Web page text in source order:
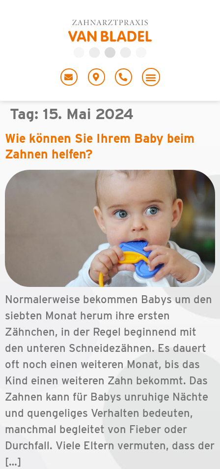
Tag: 15. Mai 2024
Wie können Sie Ihrem Baby beim
Zahnen helfen?
Normalerweise bekommen Babys um den
siebten Monat herum ihre ersten
Zähnchen, in der Regel beginnend mit
den unteren Schneidezähnen. Es dauert
oft noch einen weiteren Monat, bis das
Kind einen weiteren Zahn bekommt. Das
Zahnen kann für Babys unruhige Nächte
und quengeliges Verhalten bedeuten,
manchmal begleitet von Fieber oder
Durchfall. Viele Eltern vermuten, dass der
[…]